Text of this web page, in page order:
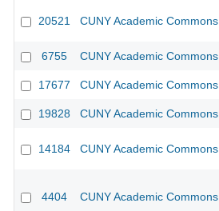
20521 CUNY Academic Commons
6755 CUNY Academic Commons
17677 CUNY Academic Commons
19828 CUNY Academic Commons
14184 CUNY Academic Commons
4404 CUNY Academic Commons